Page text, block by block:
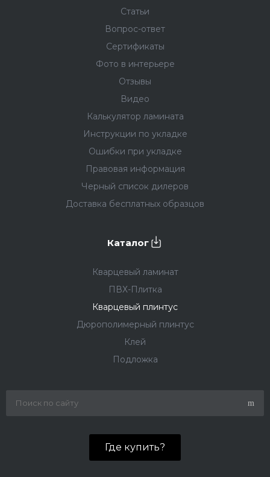
Статьи
Вопрос-ответ
Сертификаты
Фото в интерьере
Отзывы
Видео
Калькулятор ламината
Инструкции по укладке
Ошибки при укладке
Правовая информация
Черный список дилеров
Доставка бесплатных образцов
Каталог
Кварцевый ламинат
ПВХ-Плитка
Кварцевый плинтус
Дюрополимерный плинтус
Клей
Подложка
Где купить?